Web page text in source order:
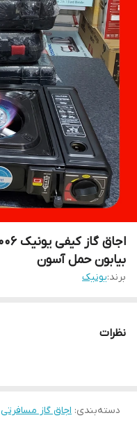
بیابون حمل آسون
برند:یونیک
نظرات
دسته‌بندی: اجاق گاز مسافرتی